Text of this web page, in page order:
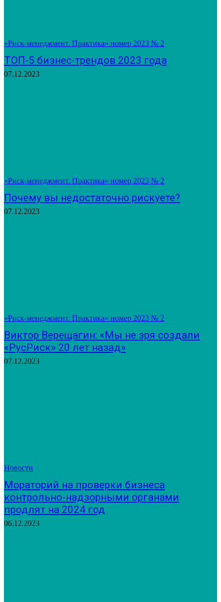
«Риск-менеджмент. Практика» номер 2023 № 2
ТОП-5 бизнес-трендов 2023 года
07.12.2023
«Риск-менеджмент. Практика» номер 2023 № 2
Почему вы недостаточно рискуете?
07.12.2023
«Риск-менеджмент. Практика» номер 2023 № 2
Виктор Верещагин: «Мы не зря создали
«РусРиск» 20 лет назад»
07.12.2023
Новости
Мораторий на проверки бизнеса
контрольно-надзорными органами
продлят на 2024 год
06.12.2023